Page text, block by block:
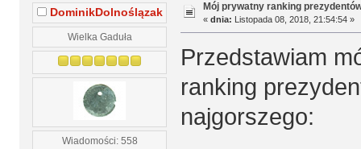
DominikDolnoślązak
Wielka Gaduła
Wiadomości: 558
Mój prywatny ranking
« dnia: Listopada 08, 2018, 21:54:54 »
Przedstawiam
ranking
najgorszego: